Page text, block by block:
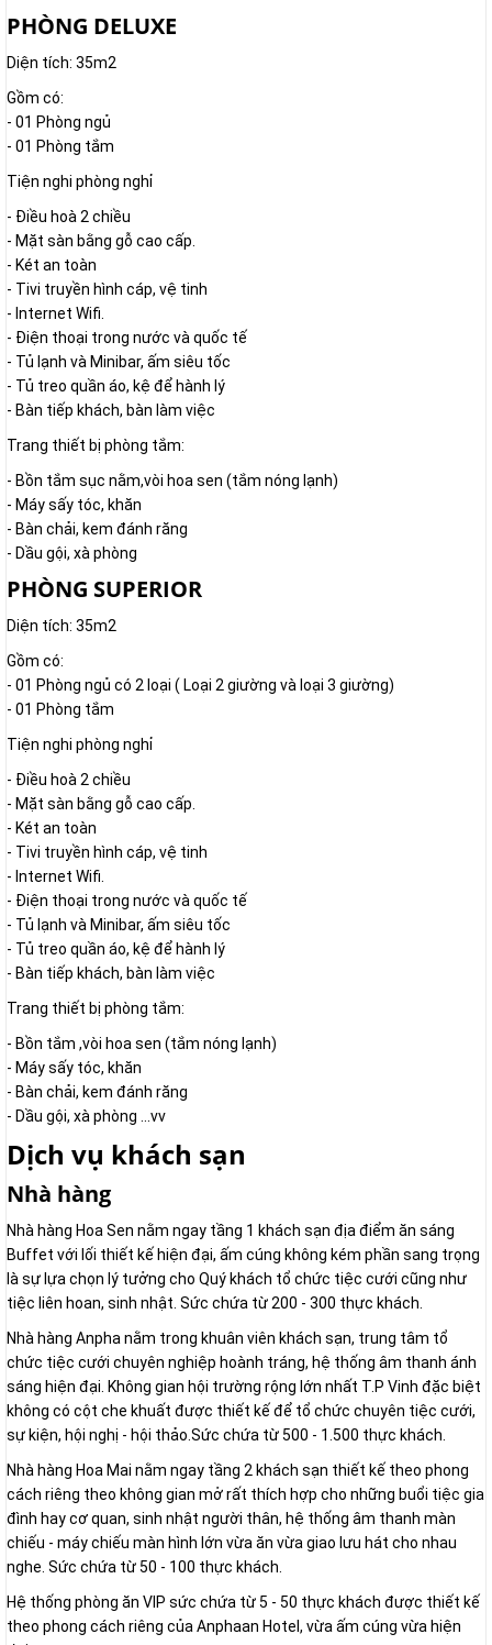
PHÒNG DELUXE
Diện tích: 35m2
Gồm có:
- 01 Phòng ngủ
- 01 Phòng tắm
Tiện nghi phòng nghỉ
- Điều hoà 2 chiều
- Mặt sàn bằng gỗ cao cấp.
- Két an toàn
- Tivi truyền hình cáp, vệ tinh
- Internet Wifi.
- Điện thoại trong nước và quốc tế
- Tủ lạnh và Minibar, ấm siêu tốc
- Tủ treo quần áo, kệ để hành lý
- Bàn tiếp khách, bàn làm việc
Trang thiết bị phòng tắm:
- Bồn tắm sục nằm,vòi hoa sen (tắm nóng lạnh)
- Máy sấy tóc, khăn
- Bàn chải, kem đánh răng
- Dầu gội, xà phòng
PHÒNG SUPERIOR
Diện tích: 35m2
Gồm có:
- 01 Phòng ngủ có 2 loại ( Loại 2 giường và loại 3 giường)
- 01 Phòng tắm
Tiện nghi phòng nghỉ
- Điều hoà 2 chiều
- Mặt sàn bằng gỗ cao cấp.
- Két an toàn
- Tivi truyền hình cáp, vệ tinh
- Internet Wifi.
- Điện thoại trong nước và quốc tế
- Tủ lạnh và Minibar, ấm siêu tốc
- Tủ treo quần áo, kệ để hành lý
- Bàn tiếp khách, bàn làm việc
Trang thiết bị phòng tắm:
- Bồn tắm ,vòi hoa sen (tắm nóng lạnh)
- Máy sấy tóc, khăn
- Bàn chải, kem đánh răng
- Dầu gội, xà phòng ...vv
Dịch vụ khách sạn
Nhà hàng
Nhà hàng Hoa Sen nằm ngay tầng 1 khách sạn địa điểm ăn sáng
Buffet với lối thiết kế hiện đại, ấm cúng không kém phần sang trọng
là sự lựa chọn lý tưởng cho Quý khách tổ chức tiệc cưới cũng như
tiệc liên hoan, sinh nhật. Sức chứa từ 200 - 300 thực khách.
Nhà hàng Anpha nằm trong khuân viên khách sạn, trung tâm tổ
chức tiệc cưới chuyên nghiệp hoành tráng, hệ thống âm thanh ánh
sáng hiện đại. Không gian hội trường rộng lớn nhất T.P Vinh đặc biệt
không có cột che khuất được thiết kế để tổ chức chuyên tiệc cưới,
sự kiện, hội nghị - hội thảo.Sức chứa từ 500 - 1.500 thực khách.
Nhà hàng Hoa Mai nằm ngay tầng 2 khách sạn thiết kế theo phong
cách riêng theo không gian mở rất thích hợp cho những buổi tiệc gia
đình hay cơ quan, sinh nhật người thân, hệ thống âm thanh màn
chiếu - máy chiếu màn hình lớn vừa ăn vừa giao lưu hát cho nhau
nghe. Sức chứa từ 50 - 100 thực khách.
Hệ thống phòng ăn VIP sức chứa từ 5 - 50 thực khách được thiết kế
theo phong cách riêng của Anphaan Hotel, vừa ấm cúng vừa hiện